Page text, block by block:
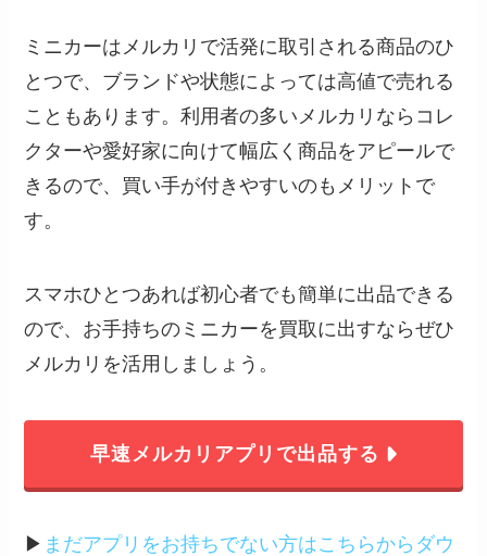
ミニカーはメルカリで活発に取引される商品のひ
とつで、ブランドや状態によっては高値で売れる
こともあります。利用者の多いメルカリならコレ
クターや愛好家に向けて幅広く商品をアピールで
きるので、買い手が付きやすいのもメリットで
す。
スマホひとつあれば初心者でも簡単に出品できる
ので、お手持ちのミニカーを買取に出すならぜひ
メルカリを活用しましょう。
早速メルカリアプリで出品する
▶︎ まだアプリをお持ちでない方はこちらからダウ